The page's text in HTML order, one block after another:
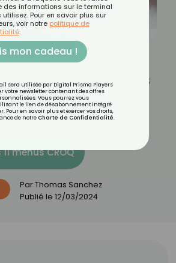
japonais pour vos
à emporter
menus CROQ
ParThomas Sanchez
Publié le 12/03/2024
des informations sur le terminal
utilisez. Pour en savoir plus sur
voir notre politique de
.
mon cadeau !
sera utilisée par Digital Prisma Players
votre newsletter contenant des offres
Vous pourrez vous
le lien de désabonnement intégré
Pour en savoir plus et exercer vos droits,
de notre Charte de Confidentialité.